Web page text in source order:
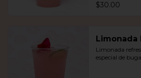
$30.00
Limonada
Limonada
especial de